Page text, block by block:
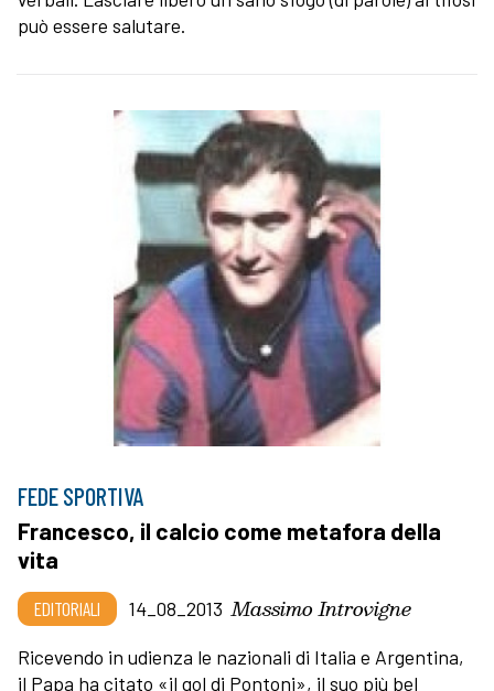
può essere salutare.
FEDE SPORTIVA
Francesco, il calcio come metafora della
vita
EDITORIALI 14_08_2013 Massimo Introvigne
Ricevendo in udienza le nazionali di Italia e Argentina,
il Papa ha citato «il gol di Pontoni», il suo più bel